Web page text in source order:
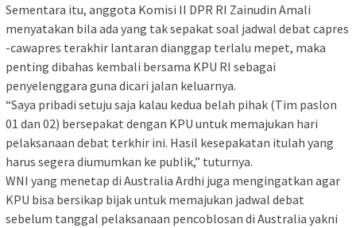
Sementara itu, anggota Komisi II DPR RI Zainudin Amali
menyatakan bila ada yang tak sepakat soal jadwal debat capres
-cawapres terakhir lantaran dianggap terlalu mepet, maka
penting dibahas kembali bersama KPU RI sebagai
penyelenggara guna dicari jalan keluarnya.
“Saya pribadi setuju saja kalau kedua belah pihak (Tim paslon
01 dan 02) bersepakat dengan KPU untuk memajukan hari
pelaksanaan debat terkhir ini. Hasil kesepakatan itulah yang
harus segera diumumkan ke publik,” tuturnya.
WNI yang menetap di Australia Ardhi juga mengingatkan agar
KPU bisa bersikap bijak untuk memajukan jadwal debat
sebelum tanggal pelaksanaan pencoblosan di Australia yakni